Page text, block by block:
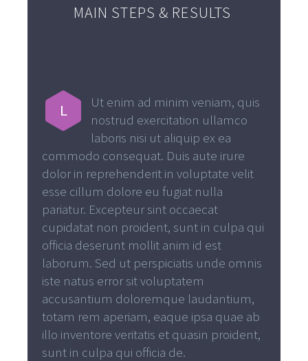
MAIN STEPS & RESULTS
L
Ut enim ad minim veniam, quis
nostrud exercitation ullamco
laboris nisi ut aliquip ex ea
commodo consequat. Duis aute irure
dolor in reprehenderit in voluptate velit
esse cillum dolore eu fugiat nulla
pariatur. Excepteur sint occaecat
cupidatat non proident, sunt in culpa qui
officia deserunt mollit anim id est
laborum. Sed ut perspiciatis unde omnis
iste natus error sit voluptatem
accusantium doloremque laudantium,
totam rem aperiam, eaque ipsa quae ab
illo inventore veritatis et quasin proident,
sunt in culpa qui officia de.